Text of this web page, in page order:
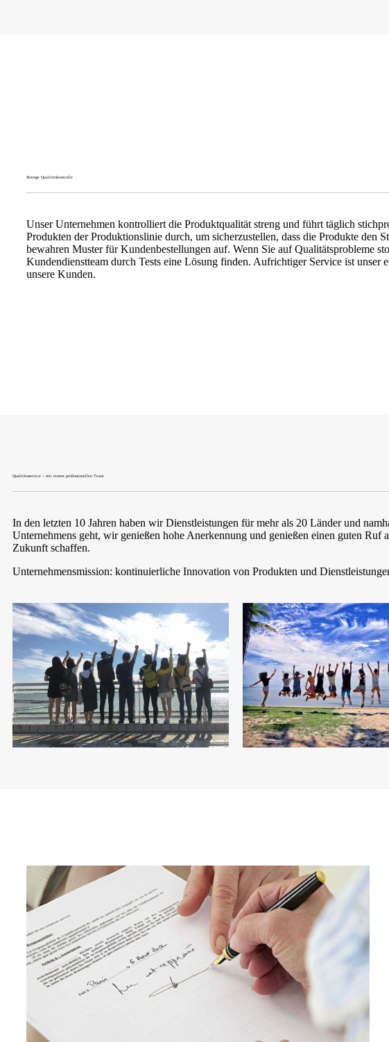
Strenge Qualitätskontrolle
Unser Unternehmen kontrolliert die Produktqualität streng und führt täglich
Produkten der Produktionslinie durch, um sicherzustellen, dass die Produkte den
bewahren Muster für Kundenbestellungen auf. Wenn Sie auf Qualitätsprobleme
Kundendienstteam durch Tests eine Lösung finden. Aufrichtiger Service ist unser
unsere Kunden.
Qualitätsservice – mit einem professionellen Team
In den letzten 10 Jahren haben wir Dienstleistungen für mehr als 20 Länder und
Unternehmens geht, wir genießen hohe Anerkennung und genießen einen guten
Zukunft schaffen.
Unternehmensmission: kontinuierliche Innovation von Produkten und